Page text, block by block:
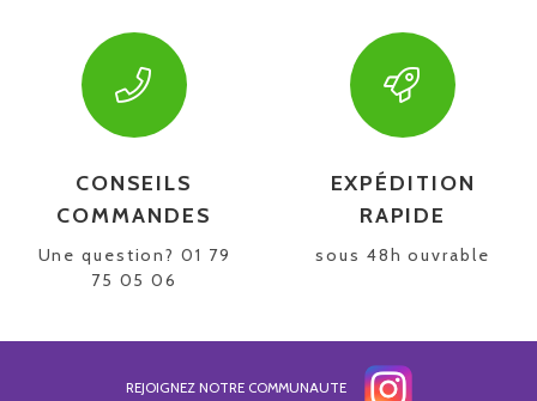
CONSEILS
COMMANDES
Une question? 01 79
75 05 06
EXPÉDITION
RAPIDE
sous 48h ouvrable
REJOIGNEZ NOTRE COMMUNAUTE